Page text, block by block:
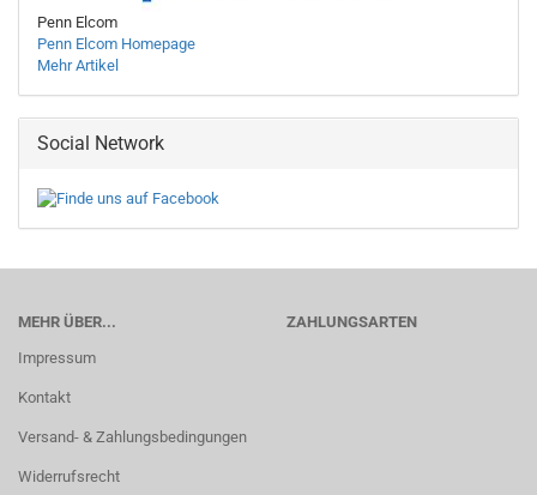
Penn Elcom
Penn Elcom Homepage
Mehr Artikel
Social Network
MEHR ÜBER...
Impressum
Kontakt
Versand- & Zahlungsbedingungen
Widerrufsrecht
ZAHLUNGSARTEN